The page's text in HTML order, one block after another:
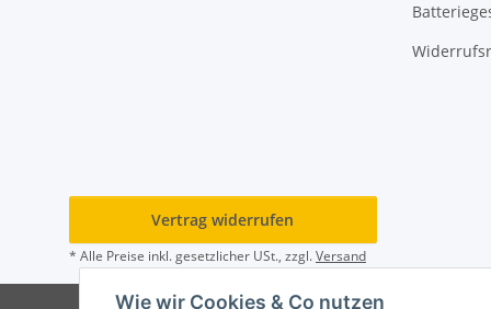
Wie wir Cookies & Co nutzen
Vertrag widerrufen
* Alle Preise inkl. gesetzlicher USt., zzgl.Versand